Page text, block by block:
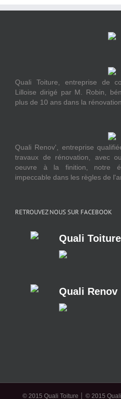
Quali Toiture, entreprise de
Lilloise dirigé par M. Robin,
plus de 10 ans dans la
Quali Renov', entreprise
travaux de rénovation, avec
oeuvre à la finition, notre
impeccable dans les règles de
RETROUVEZ NOUS SUR FACEBOOK
Quali Toiture
Quali Renov
© 2015 Quali Toiture │ © 2015